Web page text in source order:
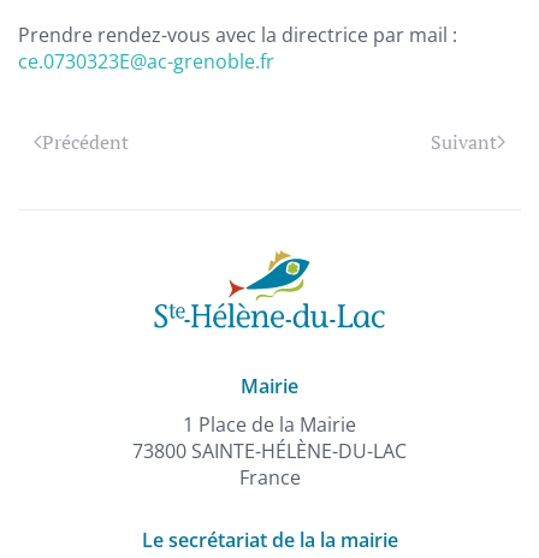
Prendre rendez-vous avec la directrice par mail :
ce.0730323E@ac-grenoble.fr
Précédent Suivant
Mairie
1 Place de la Mairie
73800 SAINTE-HÉLÈNE-DU-LAC
France
Le secrétariat de la la mairie